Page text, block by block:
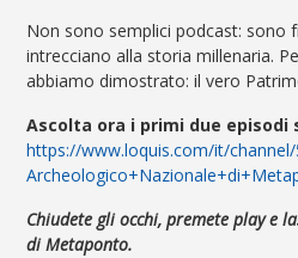
Non sono semplici podcast: sono
intrecciano alla storia millenaria.
abbiamo dimostrato: il vero
Ascolta ora i primi due episodi
https://www.loquis.com/it/
Archeologico+Nazionale+di+
Chiudete gli occhi, premete play e
di Metaponto.